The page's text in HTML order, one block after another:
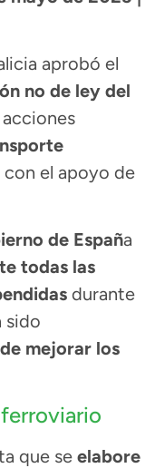
aprobó el
no de ley del
el apoyo de
de España
todas las
durante
sido
mejorar los
que se elabore